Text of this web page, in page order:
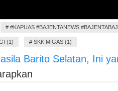
# #KAPUAS #BAJENTANEWS
(1) # SKK MIGAS (1)
Barito Selatan, Ini